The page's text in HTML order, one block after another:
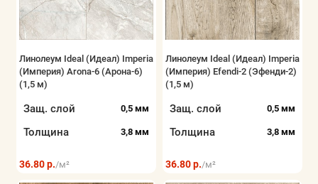
Искусственная трава
Аксессуары
Показать все
Линолеум Ideal (Идеал) Imperia
(Империя) Arona-6 (Арона-6)
(1,5 м)
Защ. слой 0,5 мм
Толщина 3,8 мм
36.80 р./м²
Линолеум Ideal (Идеал) Imperia
(Империя) Efendi-2 (Эфенди-2)
(1,5 м)
Защ. слой 0,5 мм
Толщина 3,8 мм
36.80 р./м²